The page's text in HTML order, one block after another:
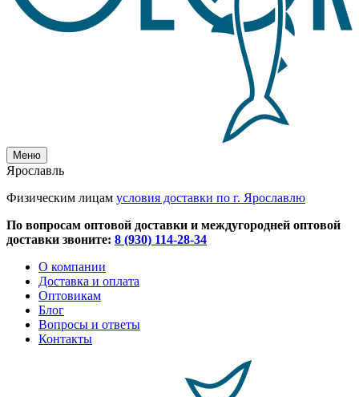
Меню
Ярославль
Физическим лицам условия доставки по г. Ярославлю
По вопросам оптовой доставки и междугородней оптовой
доставки звоните: 8 (930) 114-28-34
О компании
Доставка и оплата
Оптовикам
Блог
Вопросы и ответы
Контакты